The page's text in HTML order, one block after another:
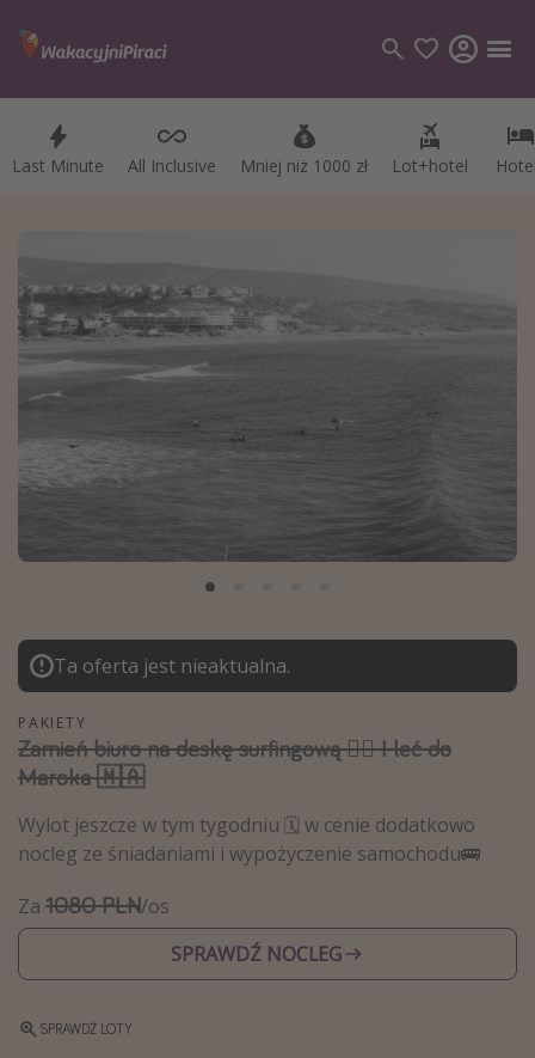
Last Minute All Inclusive Mniej niż 1000 zł Lot+hotel
Last Minute All Inclusive Mniej niż 1000 zł Lot+hotel
Kategorie
Wakacje
Rejsy
Kierunki
Grecja
Turcja
Albania
Polska
Malediwy
Azja Południowo-Wschodnia
Tajlandia
Wszystkie kierunki
Rodzaj wyjazdu
Wakacje Last Minute
Wakacje All Inclusive
Wakacje do 1000 PLN
Wakacje z dziećmi
Ta oferta jest nieaktualna.
PAKIETY
Zamień biuro na deskę surfingową 🏄‍♂️ I leć do
Maroka 🇲🇦
Wylot jeszcze w tym tygodniu 🗓️ w cenie dodatkowo
nocleg ze śniadaniami i wypożyczenie samochodu🚌
Za 1080 PLN/os
SPRAWDŹ NOCLEG
SPRAWDŹ LOTY